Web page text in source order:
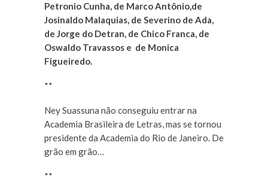
Petronio Cunha, de Marco Antônio,de
Josinaldo Malaquias, de Severino de Ada,
de Jorge do Detran, de Chico Franca, de
Oswaldo Travassos e de Monica
Figueiredo.
**
Ney Suassuna não conseguiu entrar na
Academia Brasileira de Letras, mas se tornou
presidente da Academia do Rio de Janeiro. De
grão em grão…
**